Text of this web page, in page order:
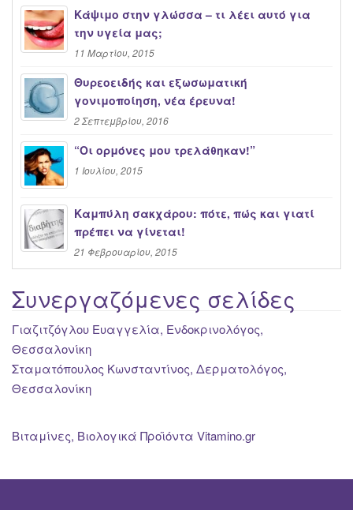
Κάψιμο στην γλώσσα – τι λέει αυτό για
την υγεία μας;
11 Μαρτίου, 2015
Θυρεοειδής και εξωσωματική
γονιμοποίηση, νέα έρευνα!
2 Σεπτεμβρίου, 2016
“Oι ορμόνες μου τρελάθηκαν!”
1 Ιουλίου, 2015
Καμπύλη σακχάρου: πότε, πώς και γιατί
πρέπει να γίνεται!
21 Φεβρουαρίου, 2015
Συνεργαζόμενες σελίδες
Γιαζιτζόγλου Ευαγγελία, Ενδοκρινολόγος,
Θεσσαλονίκη
Σταματόπουλος Κωνσταντίνος, Δερματολόγος,
Θεσσαλονίκη
Βιταμίνες, Βιολογικά Προϊόντα Vitamino.gr